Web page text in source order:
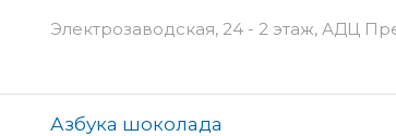
Электрозаводская, 24 - 2 этаж, АДЦ
Азбука шоколада